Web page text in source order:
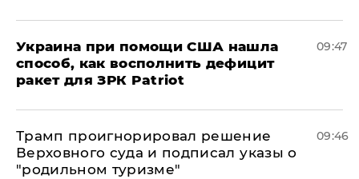
Украина при помощи США нашла
способ, как восполнить дефицит
ракет для ЗРК Patriot
09:47
Трамп проигнорировал решение
Верховного суда и подписал указы о
"родильном туризме"
09:46